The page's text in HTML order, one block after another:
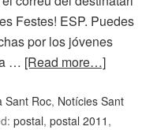
Festes! ESP. Puedes
por los jóvenes
… [Read more…]
Sant Roc, Notícies Sant
postal,postal 2011 ,